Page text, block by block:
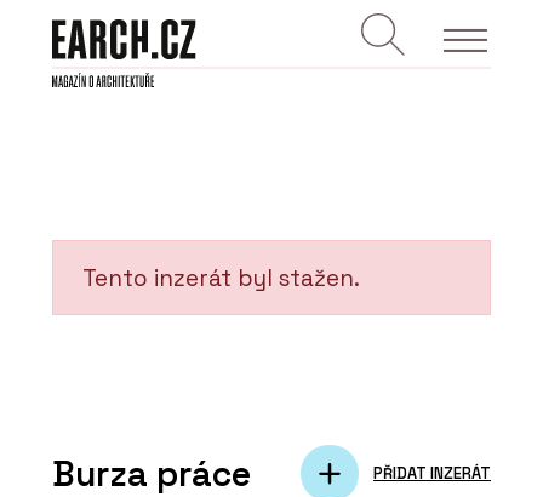
Tento inzerát byl stažen.
Burza práce PŘIDAT INZERÁT